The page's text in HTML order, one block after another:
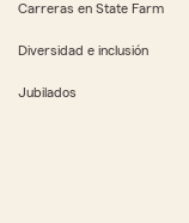
Carreras en State Farm
Diversidad e inclusión
Jubilados